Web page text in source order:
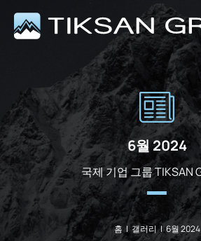
6월 2024
국제 기업 그룹 TIKSAN
홈 | 갤러리 | 6월 2024